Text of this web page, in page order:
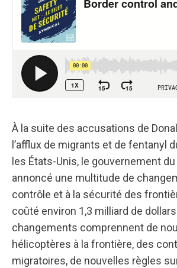
À la suite des accusations de
l’afflux de migrants et de fentanyl
les États-Unis, le gouvernement du
annoncé une multitude de
contrôle et à la sécurité des
coûté environ 1,3 milliard de
changements comprennent de
hélicoptères à la frontière, des
migratoires, de nouvelles règles